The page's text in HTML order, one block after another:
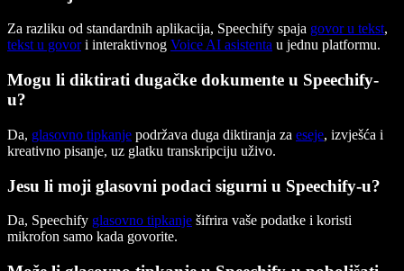
Za razliku od standardnih aplikacija, Speechify spaja govor u tekst,
tekst u govori interaktivnog Voice AI asistenta u jednu platformu.
Mogu li diktirati dugačke dokumente u Speechify-
u?
Da, glasovno tipkanje podržava duga diktiranja za eseje, izvješća i
kreativno pisanje, uz glatku transkripciju uživo.
Jesu li moji glasovni podaci sigurni u Speechify-u?
Da, Speechify glasovno tipkanje šifrira vaše podatke i koristi
mikrofon samo kada govorite.